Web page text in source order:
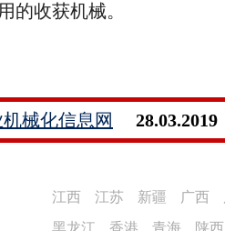
的收获机械。
械化信息网
广西
新疆
江苏
江西
陕西
青海
香港
黑龙江